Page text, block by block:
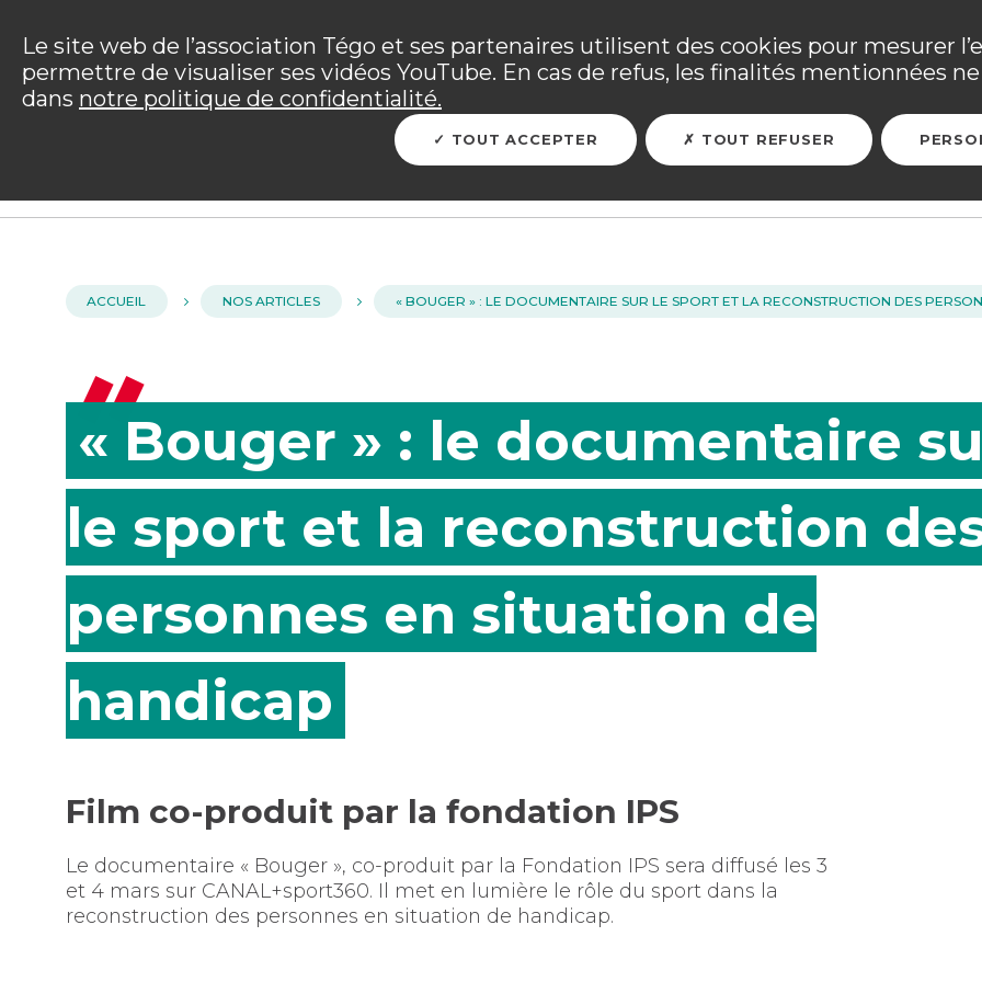
Vous êtes sur le site Tégo
ME PROTÉGER ASSURER MES BIENS L'ASSOCIATION
ACCUEIL NOS ARTICLES « BOUGER » : LE DOCUMENTAIRE SUR LE SPORT ET LA RECONSTRUCTION DES
« Bouger » : le documentaire
le sport et la reconstruction
personnes en situation de
handicap
Film co-produit par la fondation IPS
Le documentaire « Bouger », co-produit par la Fondation IPS sera diffusé les 3
et 4 mars sur CANAL+sport360. Il met en lumière le rôle du sport dans la
reconstruction des personnes en situation de handicap.
Le site web de l’association Tégo et ses partenaires utilisent des cookies pour mesurer
permettre de visualiser ses vidéos YouTube. En cas de refus, les finalités mentionnées
dans notre politique de confidentialité.
TOUT ACCEPTER TOUT REFUSER